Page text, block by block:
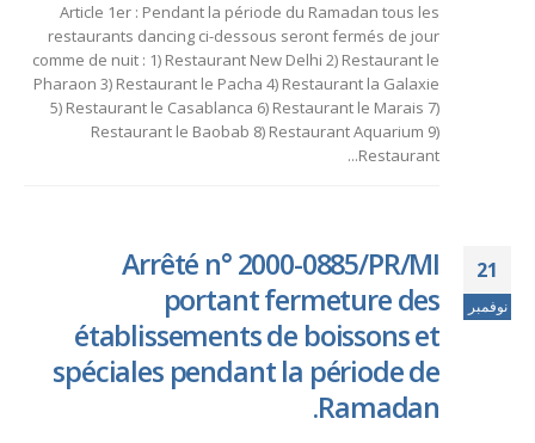
Article 1er : Pendant la période du Ramadan tous les
restaurants dancing ci-dessous seront fermés de jour
comme de nuit : 1) Restaurant New Delhi 2) Restaurant le
Pharaon 3) Restaurant le Pacha 4) Restaurant la Galaxie
5) Restaurant le Casablanca 6) Restaurant le Marais 7)
Restaurant le Baobab 8) Restaurant Aquarium 9)
Restaurant...
21
نوفمبر
Arrêté n° 2000-0885/PR/MI
portant fermeture des
établissements de boissons et
spéciales pendant la période de
Ramadan.